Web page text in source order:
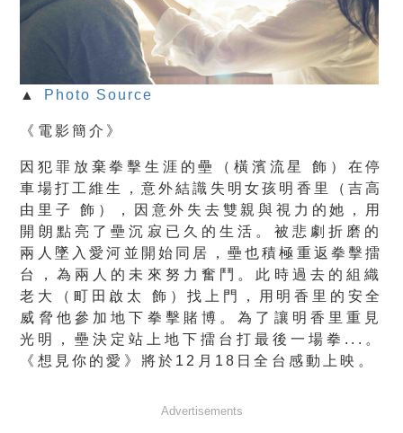
▲ Photo Source
《電影簡介》
因犯罪放棄拳擊生涯的壘（橫濱流星 飾）在停
車場打工維生，意外結識失明女孩明香里（吉高
由里子 飾），因意外失去雙親與視力的她，
用
開朗點亮了壘沉寂已久的生活。 被悲劇折磨的
兩人墜入愛河並開始同居，壘也積極重返拳擊擂
台， 為兩人的未來努力奮鬥。此時過去的組織
老大（町田啟太 飾）找上門，用明香里的安全
威脅他參加地下拳擊賭博。為了讓明香里重見
光明，壘決定站上地下擂台打最後一場拳...。
《想見你的愛》將於12月18日全台感動上映。
Advertisements